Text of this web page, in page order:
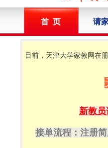
首 页 请
目前，天津大学家教网在
新教
接单流程：注册